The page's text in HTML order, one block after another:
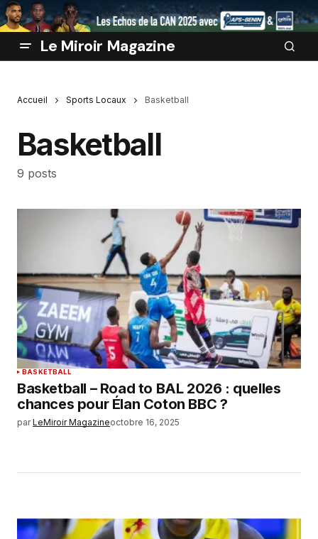
Le Miroir Magazine
Accueil Sports Locaux Basketball
Basketball
9 posts
BASKETBALL
Basketball – Road to BAL 2026 : quelles
chances pour Élan Coton BBC ?
par LeMiroir Magazineoctobre 16, 2025